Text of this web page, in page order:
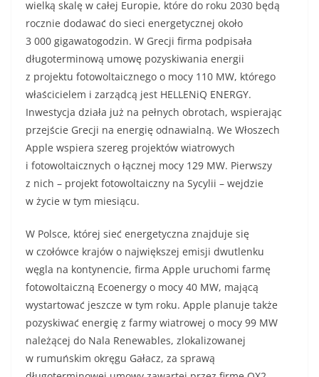
wielką skalę w całej Europie, które do roku 2030 będą
rocznie dodawać do sieci energetycznej około
3 000 gigawatogodzin. W Grecji firma podpisała
długoterminową umowę pozyskiwania energii
z projektu fotowoltaicznego o mocy 110 MW, którego
właścicielem i zarządcą jest HELLENiQ ENERGY.
Inwestycja działa już na pełnych obrotach, wspierając
przejście Grecji na energię odnawialną. We Włoszech
Apple wspiera szereg projektów wiatrowych
i fotowoltaicznych o łącznej mocy 129 MW. Pierwszy
z nich – projekt fotowoltaiczny na Sycylii – wejdzie
w życie w tym miesiącu.
W Polsce, której sieć energetyczna znajduje się
w czołówce krajów o największej emisji dwutlenku
węgla na kontynencie, firma Apple uruchomi farmę
fotowoltaiczną Ecoenergy o mocy 40 MW, mającą
wystartować jeszcze w tym roku. Apple planuje także
pozyskiwać energię z farmy wiatrowej o mocy 99 MW
należącej do Nala Renewables, zlokalizowanej
w rumuńskim okręgu Gałacz, za sprawą